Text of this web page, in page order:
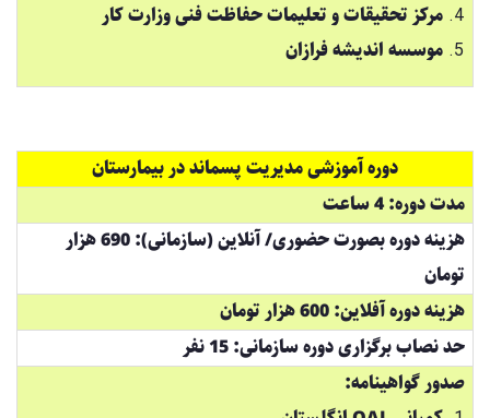
مرکز تحقیقات و تعلیمات حفاظت فنی وزارت کار
موسسه اندیشه فرازان
دوره آموزشی مدیریت پسماند در بیمارستان
مدت دوره: 4 ساعت
هزینه دوره بصورت حضوری/ آنلاین (سازمانی): 690 هزار
تومان
هزینه دوره آفلاین: 600 هزار تومان
حد نصاب برگزاری دوره سازمانی: 15 نفر
صدور گواهینامه: